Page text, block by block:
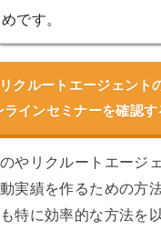
めです。
リクルートエージェント
ラインセミナーを確認す
やリクルートエージ
実績を作るための方
特に効率的な方法を